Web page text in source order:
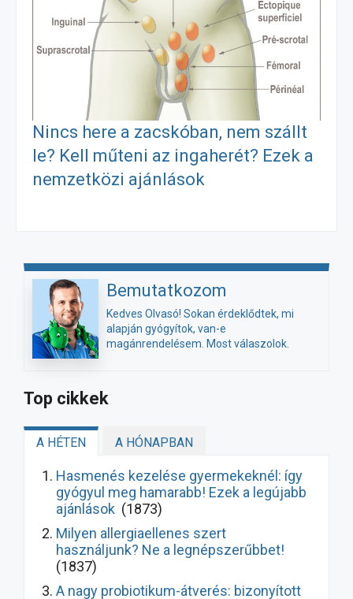
Nincs here a zacskóban, nem szállt
le? Kell műteni az ingaherét? Ezek a
nemzetközi ajánlások
Bemutatkozom
Kedves Olvasó! Sokan érdeklődtek, mi
alapján gyógyítok, van-e
magánrendelésem. Most válaszolok.
Top cikkek
A HÉTEN A HÓNAPBAN
Hasmenés kezelése gyermekeknél: így
gyógyul meg hamarabb! Ezek a legújabb
ajánlások (1873)
Milyen allergiaellenes szert
használjunk? Ne a legnépszerűbbet!
(1837)
A nagy probiotikum-átverés: bizonyított